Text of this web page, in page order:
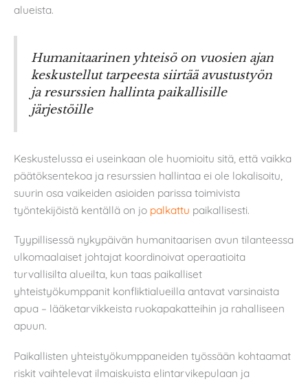
alueista.
Humanitaarinen yhteisö on vuosien ajan
keskustellut tarpeesta siirtää avustustyön
ja resurssien hallinta paikallisille
järjestöille
Keskustelussa ei useinkaan ole huomioitu sitä, että vaikka
päätöksentekoa ja resurssien hallintaa ei ole lokalisoitu,
suurin osa vaikeiden asioiden parissa toimivista
työntekijöistä kentällä on jo palkattu paikallisesti.
Tyypillisessä nykypäivän humanitaarisen avun tilanteessa
ulkomaalaiset johtajat koordinoivat operaatioita
turvallisilta alueilta, kun taas paikalliset
yhteistyökumppanit konfliktialueilla antavat varsinaista
apua – lääketarvikkeista ruokapakatteihin ja rahalliseen
apuun.
Paikallisten yhteistyökumppaneiden työssään kohtaamat
riskit vaihtelevat ilmaiskuista elintarvikepulaan ja